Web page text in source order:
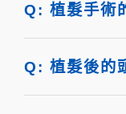
Q: 植髮手術
Q: 植髮後的